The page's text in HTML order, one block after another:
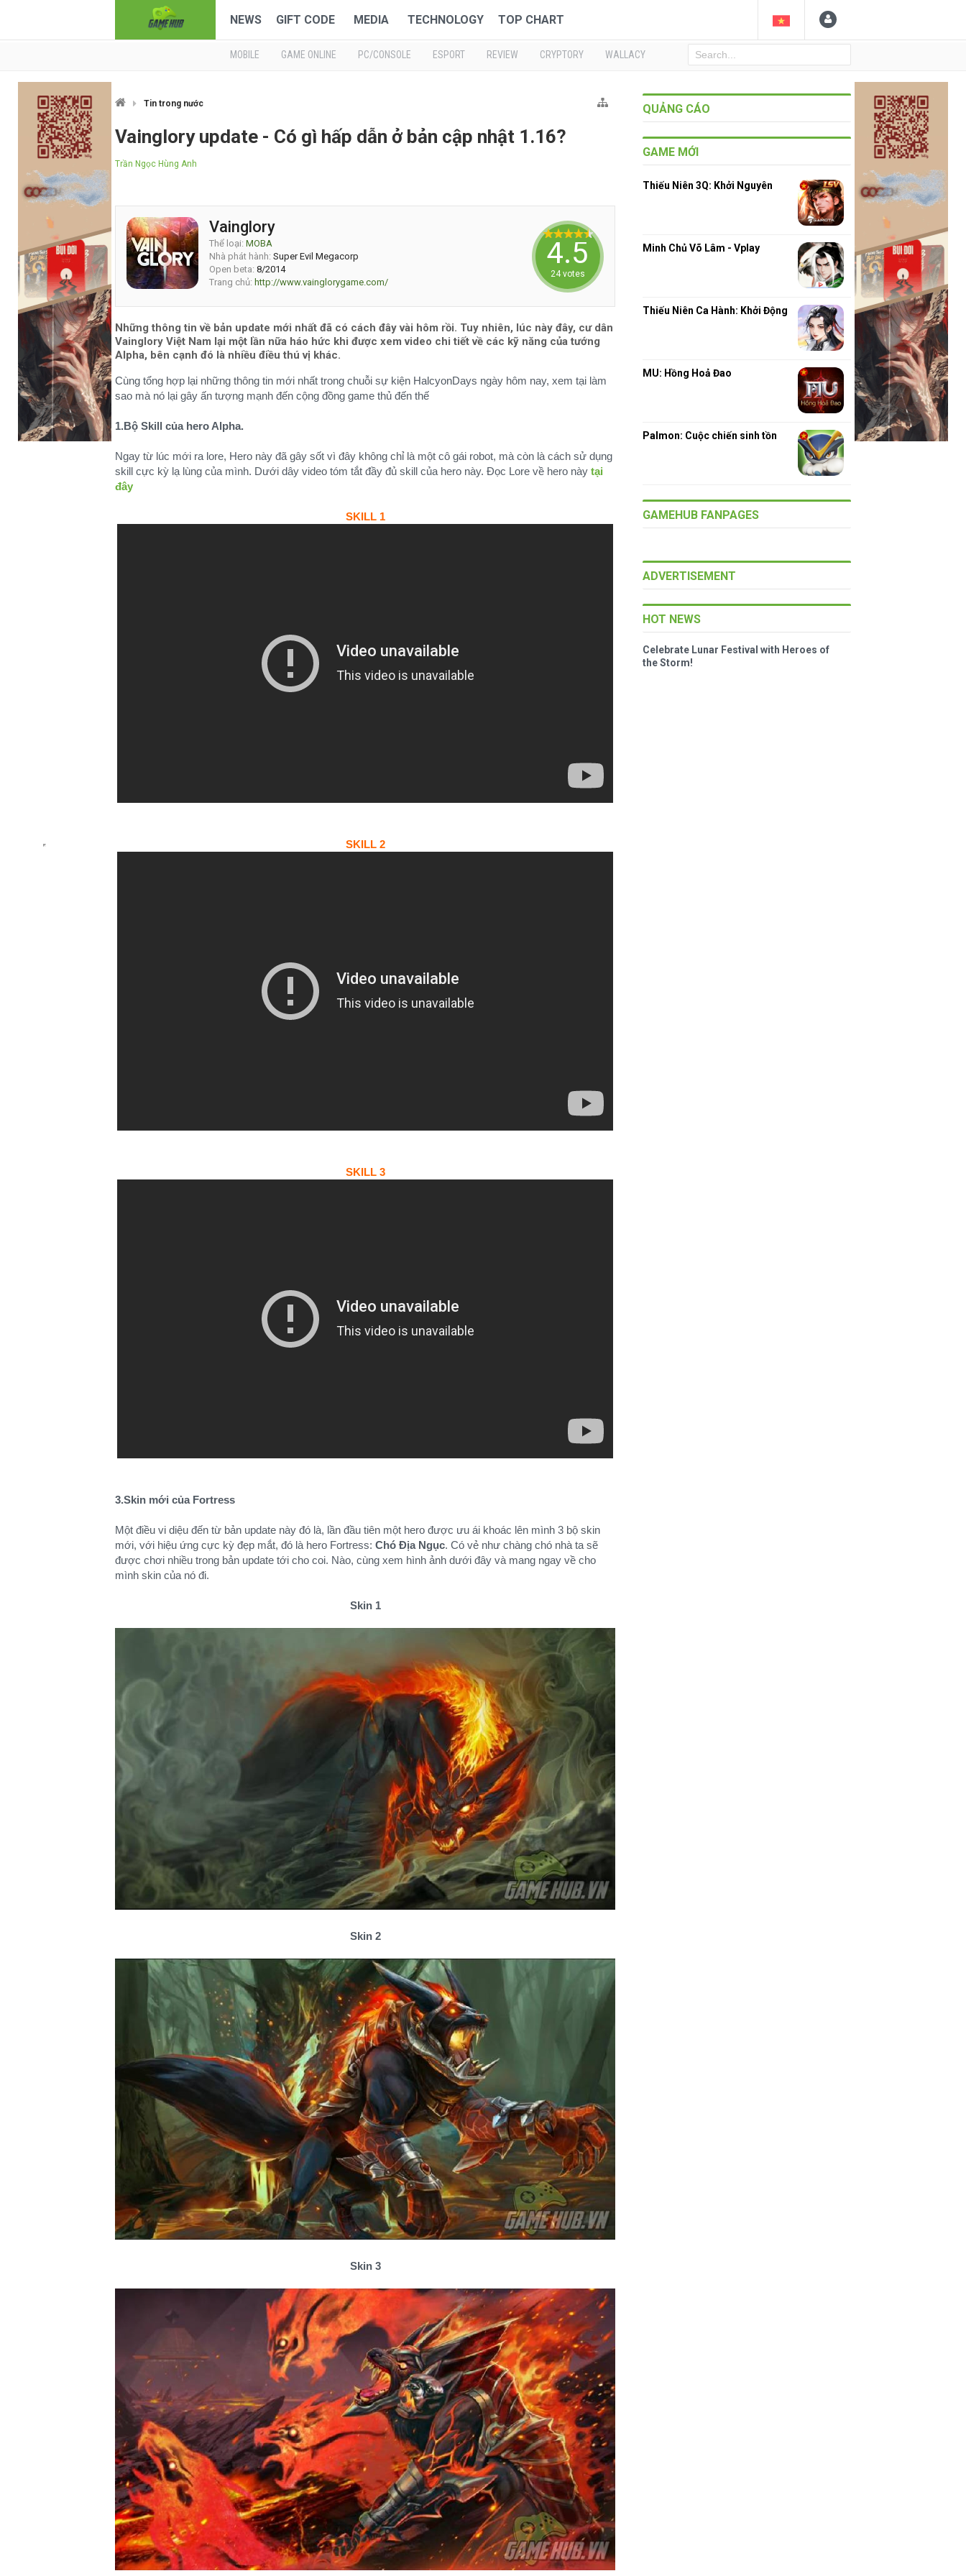
NEWS GIFT CODE MEDIA TECHNOLOGY TOP CHART
MOBILE GAME ONLINE PC/CONSOLE ESPORT REVIEW CRYPTORY WALLACY
Tin trong nước
Vainglory update - Có gì hấp dẫn ở bản cập nhật 1.16?
Trần Ngọc Hùng Anh
Vainglory
Thể loại: MOBA
Nhà phát hành: Super Evil Megacorp
Open beta: 8/2014
Trang chủ: http://www.vainglorygame.com/
4.58333
24 votes
Những thông tin về bản update mới nhất đã có cách đây vài hôm rồi. Tuy nhiên, lúc này đây, cư dân
Vainglory Việt Nam lại một lần nữa háo hức khi được xem video chi tiết về các kỹ năng của tướng
Alpha, bên cạnh đó là nhiều điều thú vị khác.
Cùng tổng hợp lại những thông tin mới nhất trong chuỗi sự kiện HalcyonDays ngày hôm nay, xem tại làm
sao mà nó lại gây ấn tượng mạnh đến cộng đồng game thủ đến thế
1.Bộ Skill của hero Alpha.
Ngay từ lúc mới ra lore, Hero này đã gây sốt vì đây không chỉ là một cô gái robot, mà còn là cách sử dụng
skill cực kỳ lạ lùng của mình. Dưới dây video tóm tắt đầy đủ skill của hero này. Đọc Lore về hero này tại
đây
SKILL 1
SKILL 2
SKILL 3
3.Skin mới của Fortress
Một điều vi diệu đến từ bản update này đó là, lần đầu tiên một hero được ưu ái khoác lên mình 3 bộ skin
mới, với hiệu ứng cực kỳ đẹp mắt, đó là hero Fortress: Chó Địa Ngục. Có vẻ như chàng chó nhà ta sẽ
được chơi nhiều trong bản update tới cho coi. Nào, cùng xem hình ảnh dưới đây và mang ngay về cho
mình skin của nó đi.
Skin 1
Skin 2
Skin 3
QUẢNG CÁO
GAME MỚI
Thiếu Niên 3Q: Khởi Nguyên
Minh Chủ Võ Lâm - Vplay
Thiếu Niên Ca Hành: Khởi Động
MU: Hồng Hoả Đao
Palmon: Cuộc chiến sinh tồn
GAMEHUB FANPAGES
ADVERTISEMENT
HOT NEWS
Celebrate Lunar Festival with Heroes of
the Storm!